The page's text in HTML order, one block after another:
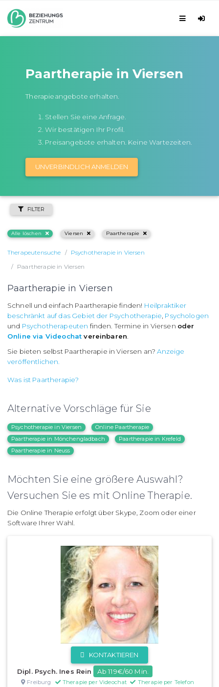
Paartherapie in Viersen
Therapieangebote erhalten.
Stellen Sie eine Anfrage.
Wir bestätigen Ihr Profil.
Preisangebote erhalten. Keine Wartezeiten.
UNVERBINDLICH ANMELDEN
FILTER
Alle löschen Viersen Paartherapie
Therapeutensuche
Psychotherapie in Viersen
Paartherapie in Viersen
Paartherapie in Viersen
Schnell und einfach Paartherapie finden! Heilpraktiker
beschränkt auf das Gebiet der Psychotherapie Psychologen
und Psychotherapeuten finden. Termine in Viersen oder
Online via Videochat vereinbaren
Sie bieten selbst Paartherapie in Viersen an?Anzeige
veröffentlichen.
Was ist Paartherapie?
Alternative Vorschläge für Sie
Psychotherapie in Viersen
Online Paartherapie
Paartherapie in Mönchengladbach
Paartherapie in Krefeld
Paartherapie in Neuss
Möchten Sie eine größere Auswahl?
Versuchen Sie es mit Online Therapie.
Die Online Therapie erfolgt über Skype, Zoom oder einer
Software Ihrer Wahl.
KONTAKTIEREN
Dipl. Psych. Ines Rein Ab 119€/60 Min.
Freiburg Therapie per Videochat Therapie per Telefon